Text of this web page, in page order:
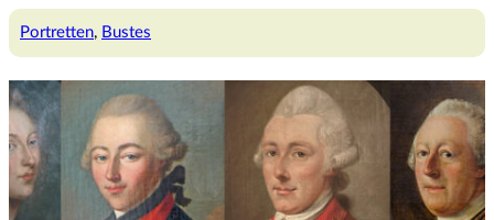
buste
Portretten, Bustes